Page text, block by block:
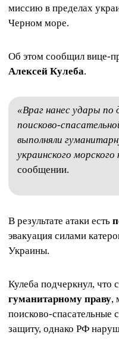
миссию в пределах
Черном море.
Об этом сообщил
Алексей Кулеба.
«Враг нанес удары
выполняли
украинского морского
сообщении.
В результате атаки есть
эвакуация силами
Украины.
Кулеба подчеркнул, что
гуманитарному праву,
защиту, однако РФ